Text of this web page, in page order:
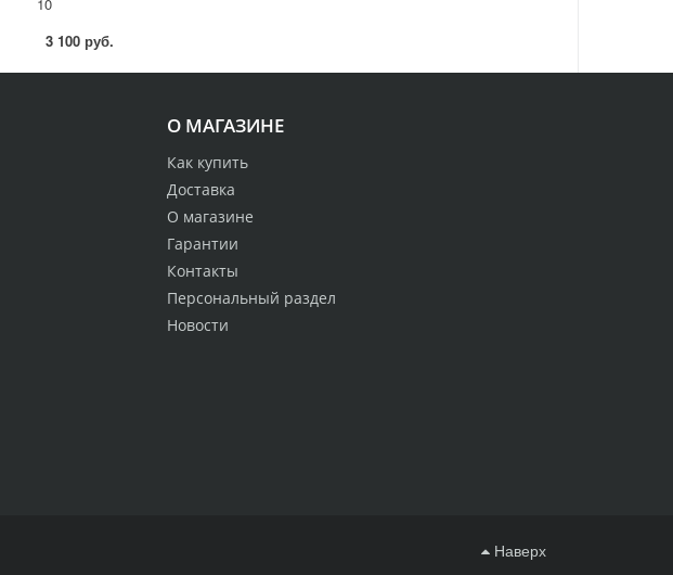
3 100 руб.
О МАГАЗИНЕ
Как купить
Доставка
О магазине
Гарантии
Контакты
Персональный раздел
Новости
Наверх